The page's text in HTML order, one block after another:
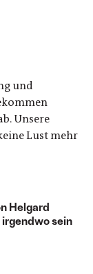
und
Unsere
Lust mehr
Helgard
irgendwo sein